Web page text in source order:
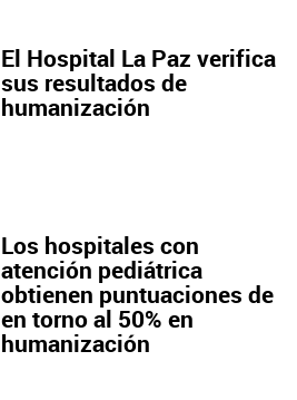
El Hospital La Paz verifica
sus resultados de
humanización
Los hospitales con
atención pediátrica
obtienen puntuaciones de
en torno al 50% en
humanización